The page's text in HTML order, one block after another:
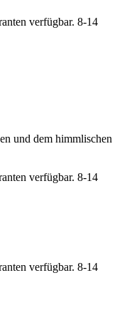
8-14
und dem himmlischen
8-14
8-14